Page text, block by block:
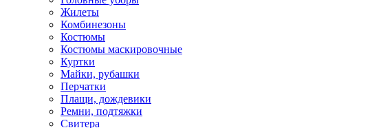
Жилеты
Комбинезоны
Костюмы
Костюмы маскировочные
Куртки
Майки, рубашки
Перчатки
Плащи, дождевики
Ремни, подтяжки
Свитера